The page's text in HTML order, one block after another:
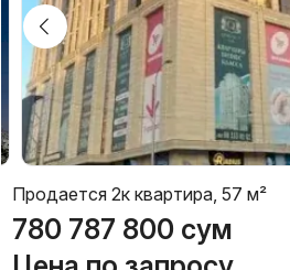
Продается 2к квартира, 57 м²
780 787 800 сум